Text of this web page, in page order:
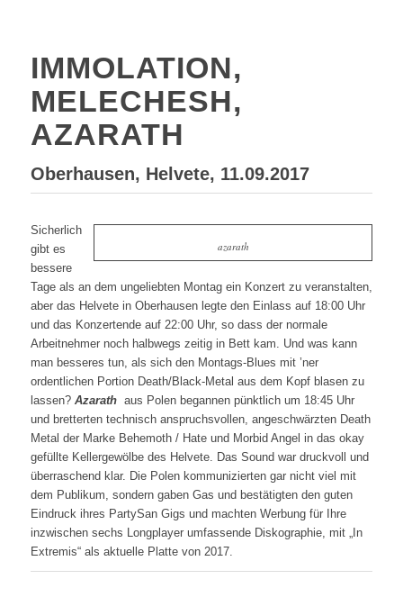
IMMOLATION,
MELECHESH,
AZARATH
Oberhausen, Helvete, 11.09.2017
azarath
Sicherlich
gibt es
bessere
Tage als an dem ungeliebten Montag ein Konzert zu veranstalten,
aber das Helvete in Oberhausen legte den Einlass auf 18:00 Uhr
und das Konzertende auf 22:00 Uhr, so dass der normale
Arbeitnehmer noch halbwegs zeitig in Bett kam. Und was kann
man besseres tun, als sich den Montags-Blues mit ’ner
ordentlichen Portion Death/Black-Metal aus dem Kopf blasen zu
lassen? Azarathaus Polen begannen pünktlich um 18:45 Uhr
und bretterten technisch anspruchsvollen, angeschwärzten Death
Metal der Marke Behemoth / Hate und Morbid Angel in das okay
gefüllte Kellergewölbe des Helvete. Das Sound war druckvoll und
überraschend klar. Die Polen kommunizierten gar nicht viel mit
dem Publikum, sondern gaben Gas und bestätigten den guten
Eindruck ihres PartySan Gigs und machten Werbung für Ihre
inzwischen sechs Longplayer umfassende Diskographie, mit „In
Extremis“ als aktuelle Platte von 2017.